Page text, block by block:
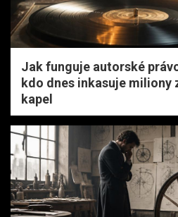
Jak funguje autorské
kdo dnes inkasuje miliony
kapel